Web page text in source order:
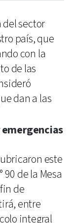
del sector
país, que
con la
de las
dan a las
este
de la Mesa
de
entre
integral